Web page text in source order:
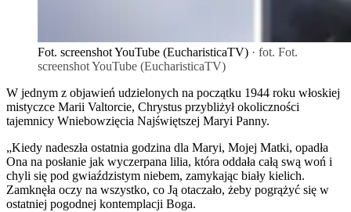
Fot. screenshot YouTube (EucharisticaTV) · fot. Fot.
screenshot YouTube (EucharisticaTV)
W jednym z objawień udzielonych na początku 1944 roku włoskiej
mistyczce Marii Valtorcie, Chrystus przybliżył okoliczności
tajemnicy Wniebowzięcia Najświętszej Maryi Panny.
„Kiedy nadeszła ostatnia godzina dla Maryi, Mojej Matki, opadła
Ona na posłanie jak wyczerpana lilia, która oddała całą swą woń i
chyli się pod gwiaździstym niebem, zamykając biały kielich.
Zamknęła oczy na wszystko, co Ją otaczało, żeby pogrążyć się w
ostatniej pogodnej kontemplacji Boga.